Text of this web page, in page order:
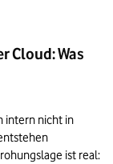
Cloud: Was
intern nicht in
ist real: